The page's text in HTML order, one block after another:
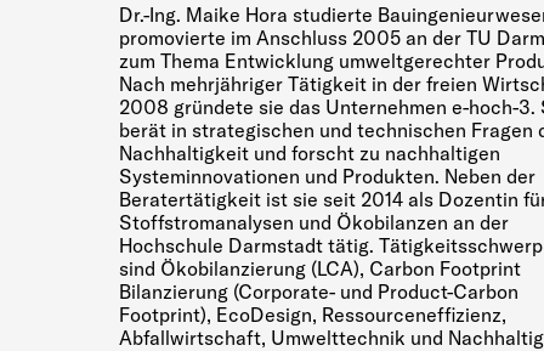
Dr.-Ing. Maike Hora studierte
promovierte im Anschluss 2005 an der TU
zum Thema Entwicklung umweltgerechter
Nach mehrjähriger Tätigkeit in der freien
2008 gründete sie das Unternehmen e-hoch-3.
berät in strategischen und technischen Fragen
Nachhaltigkeit und forscht zu nachhaltigen
Systeminnovationen und Produkten. Neben der
Beratertätigkeit ist sie seit 2014 als Dozentin
Stoffstromanalysen und Ökobilanzen an der
Hochschule Darmstadt tätig.
sind Ökobilanzierung (LCA), Carbon Footprint
Bilanzierung (Corporate- und Product-Carbon
Footprint), EcoDesign, Ressourceneffizienz,
Abfallwirtschaft, Umwelttechnik und